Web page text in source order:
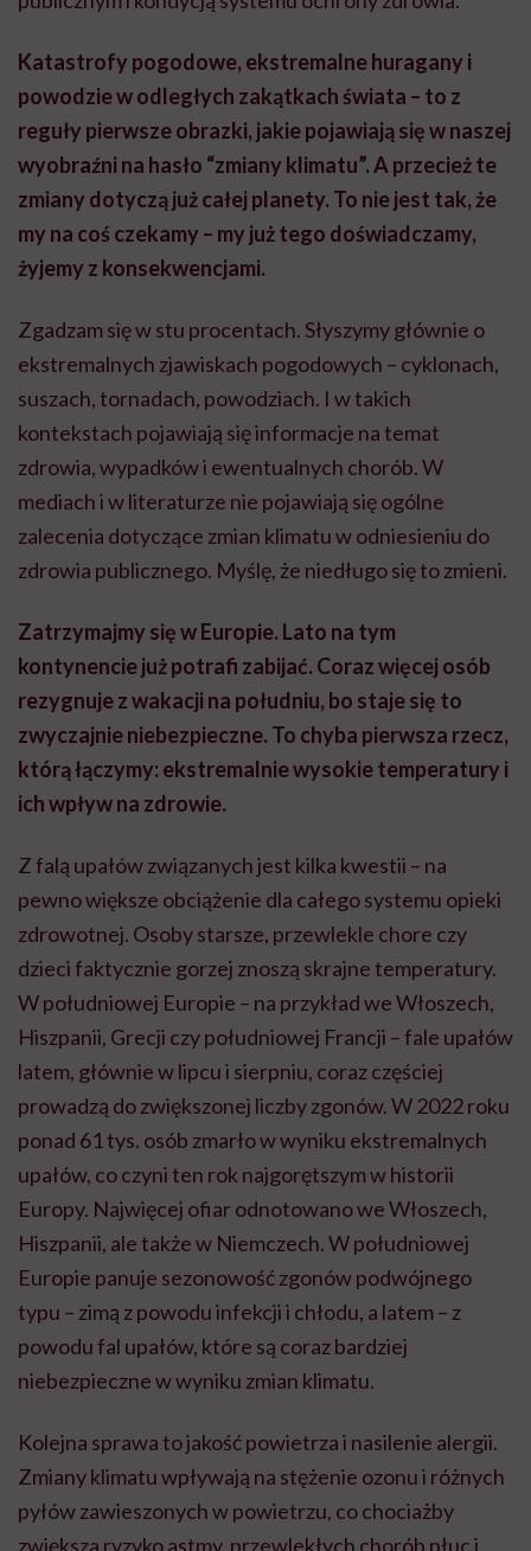
Katastrofy pogodowe, ekstremalne huragany i
powodzie w odległych zakątkach świata – to z
reguły pierwsze obrazki, jakie pojawiają się w naszej
wyobraźni na hasło “zmiany klimatu”. A przecież te
zmiany dotyczą już całej planety. To nie jest tak, że
my na coś czekamy – my już tego doświadczamy,
żyjemy z konsekwencjami.
Zgadzam się w stu procentach. Słyszymy głównie o
ekstremalnych zjawiskach pogodowych – cyklonach,
suszach, tornadach, powodziach. I w takich
kontekstach pojawiają się informacje na temat
zdrowia, wypadków i ewentualnych chorób. W
mediach i w literaturze nie pojawiają się ogólne
zalecenia dotyczące zmian klimatu w odniesieniu do
zdrowia publicznego. Myślę, że niedługo się to zmieni.
Zatrzymajmy się w Europie. Lato na tym
kontynencie już potrafi zabijać. Coraz więcej osób
rezygnuje z wakacji na południu, bo staje się to
zwyczajnie niebezpieczne. To chyba pierwsza rzecz,
którą łączymy: ekstremalnie wysokie temperatury i
ich wpływ na zdrowie.
Z falą upałów związanych jest kilka kwestii – na
pewno większe obciążenie dla całego systemu opieki
zdrowotnej. Osoby starsze, przewlekle chore czy
dzieci faktycznie gorzej znoszą skrajne temperatury.
W południowej Europie – na przykład we Włoszech,
Hiszpanii, Grecji czy południowej Francji – fale upałów
latem, głównie w lipcu i sierpniu, coraz częściej
prowadzą do zwiększonej liczby zgonów. W 2022 roku
ponad 61 tys. osób zmarło w wyniku ekstremalnych
upałów, co czyni ten rok najgorętszym w historii
Europy. Najwięcej ofiar odnotowano we Włoszech,
Hiszpanii, ale także w Niemczech. W południowej
Europie panuje sezonowość zgonów podwójnego
typu – zimą z powodu infekcji i chłodu, a latem – z
powodu fal upałów, które są coraz bardziej
niebezpieczne w wyniku zmian klimatu.
Kolejna sprawa to jakość powietrza i nasilenie alergii.
Zmiany klimatu wpływają na stężenie ozonu i różnych
pyłów zawieszonych w powietrzu, co chociażby
zwiększa ryzyko astmy, przewlekłych chorób płuc i